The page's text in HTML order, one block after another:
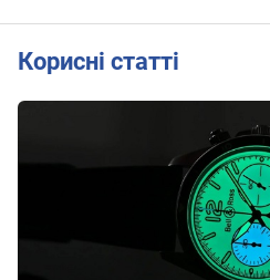
Корисні статті